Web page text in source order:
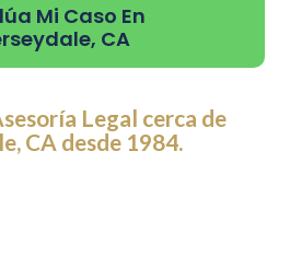
Mi Caso En
CA
Legal cerca de
CA desde 1984.